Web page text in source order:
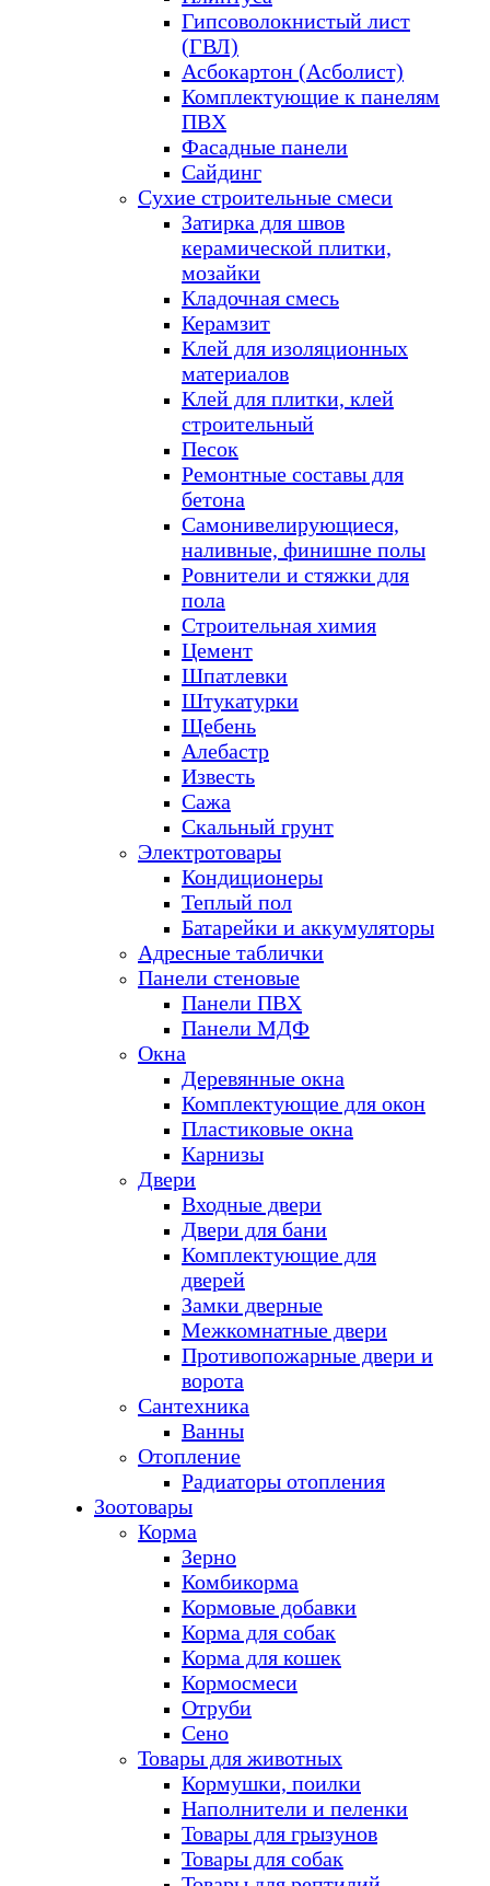
Гипсоволокнистый лист
(ГВЛ)
Асбокартон (Асболист)
Комплектующие к панелям
ПВХ
Фасадные панели
Сайдинг
Сухие строительные смеси
Затирка для швов
керамической плитки,
мозайки
Кладочная смесь
Керамзит
Клей для изоляционных
материалов
Клей для плитки, клей
строительный
Песок
Ремонтные составы для
бетона
Самонивелирующиеся,
наливные, финишне полы
Ровнители и стяжки для
пола
Строительная химия
Цемент
Шпатлевки
Штукатурки
Щебень
Алебастр
Известь
Сажа
Скальный грунт
Электротовары
Кондиционеры
Теплый пол
Батарейки и аккумуляторы
Адресные таблички
Панели стеновые
Панели ПВХ
Панели МДФ
Окна
Деревянные окна
Комплектующие для окон
Пластиковые окна
Карнизы
Двери
Входные двери
Двери для бани
Комплектующие для
дверей
Замки дверные
Межкомнатные двери
Противопожарные двери и
ворота
Сантехника
Ванны
Отопление
Радиаторы отопления
Зоотовары
Корма
Зерно
Комбикорма
Кормовые добавки
Корма для собак
Корма для кошек
Кормосмеси
Отруби
Сено
Товары для животных
Кормушки, поилки
Наполнители и пеленки
Товары для грызунов
Товары для собак